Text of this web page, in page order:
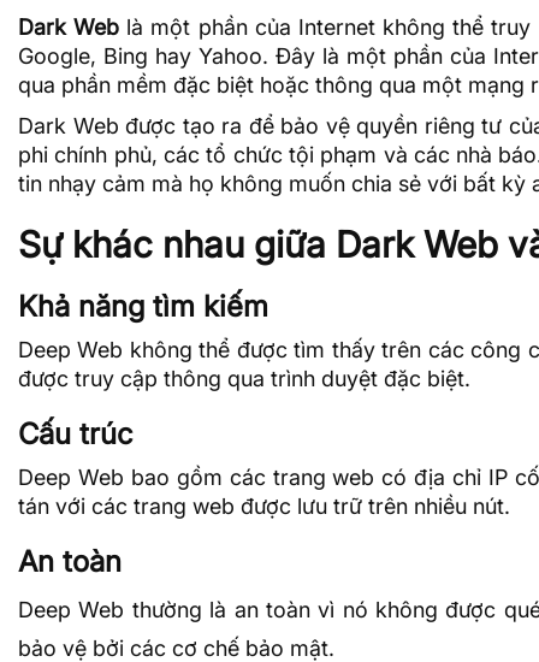
Dark Web là một phần của Internet không thể
Google, Bing hay Yahoo. Đây là một phần của
qua phần mềm đặc biệt hoặc thông qua một mạng
Dark Web được tạo ra để bảo vệ quyền riêng tư
phi chính phủ, các tổ chức tội phạm và các nhà
tin nhạy cảm mà họ không muốn chia sẻ với bất kỳ
Sự khác nhau giữa Dark Web
Khả năng tìm kiếm
Deep Web không thể được tìm thấy trên các công
được truy cập thông qua trình duyệt đặc biệt.
Cấu trúc
Deep Web bao gồm các trang web cóđịa chỉ IP
tán với các trang web được lưu trữ trên nhiều nút.
An toàn
Deep Web thường là an toàn vì nó không được
bảo vệ bởi các cơ chế bảo mật.